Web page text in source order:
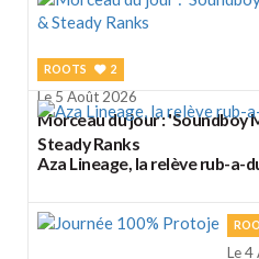
ROOTS 2
Le 5 Août 2026
Morceau du jour : 'Soundboy
Steady Ranks
Aza Lineage, la relève rub-a-
Le 4